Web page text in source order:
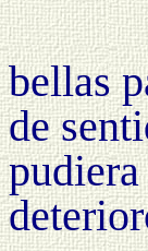
bellas
de